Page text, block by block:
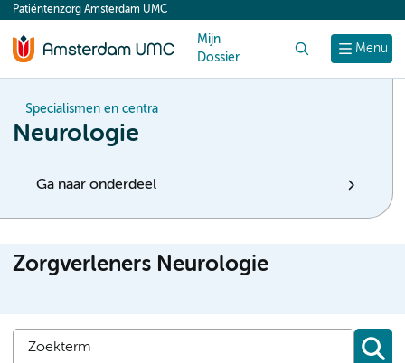
content
Menu
Patiëntenzorg Amsterdam UMC
Mijn
Dossier
Specialismen en centra
Neurologie
Ga naar onderdeel
Zorgverleners Neurologie